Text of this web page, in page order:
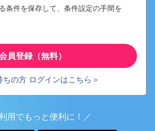
条件を保存して、条件設定の手間を
員登録（無料）
ちの方 ログインはこちら＞
用でもっと便利に！／